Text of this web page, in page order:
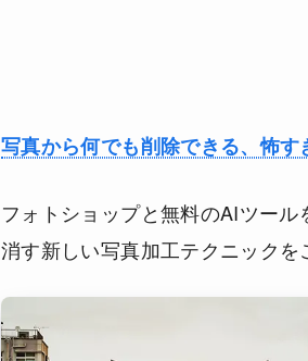
写真から何でも削除できる、怖
フォトショップと無料のAIツー
消す新しい写真加工テクニックを